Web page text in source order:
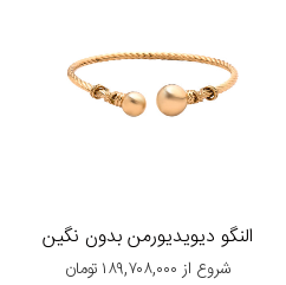
النگو دیویدیورمن بدون نگین
شروع از ۱۸۹,۷۰۸,۰۰۰ تومان